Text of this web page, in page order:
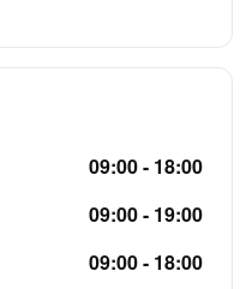
09:00 - 18:00
09:00 - 19:00
09:00 - 18:00